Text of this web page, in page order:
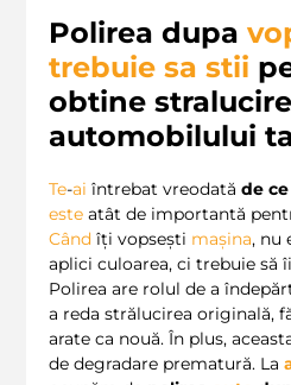
Polirea dupa
trebuie sa stii
obtine
automobilului
Te-ai întrebat vreodată de
este atât de importantă
Când îți vopsești mașina, nu
aplici culoarea, ci trebuie să
Polirea are rolul de a
a reda strălucirea originală,
arate ca nouă. În plus,
de degradare prematură. La